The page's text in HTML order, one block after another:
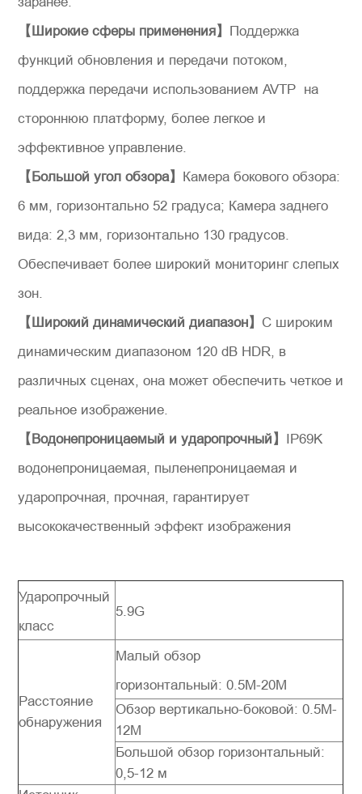
【Широкие сферы применения】
Поддержка
функций обновления и передачи потоком,
поддержка передачи использованием AVTP на
стороннюю платформу, более легкое и
эффективное управление.
【Большой угол обзора】
Камера бокового обзора:
6 мм, горизонтально 52 градуса; Камера заднего
вида: 2,3 мм, горизонтально 130 градусов.
Обеспечивает более широкий мониторинг слепых
зон.
【Широкий динамический диапазон】 С широким
динамическим диапазоном 120 dB HDR, в
различных сценах, она может обеспечить четкое и
реальное изображение.
【Водонепроницаемый и ударопрочный】
IP69K
водонепроницаемая, пыленепроницаемая и
ударопрочная, прочная, гарантирует
высококачественный эффект изображения
Ударопрочный
класс
5.9G
Расстояние
обнаружения
Малый обзор
горизонтальный: 0.5M-20M
Обзор вертикально-боковой: 0.5M-
12M
Большой обзор горизонтальный:
0,5-12 м